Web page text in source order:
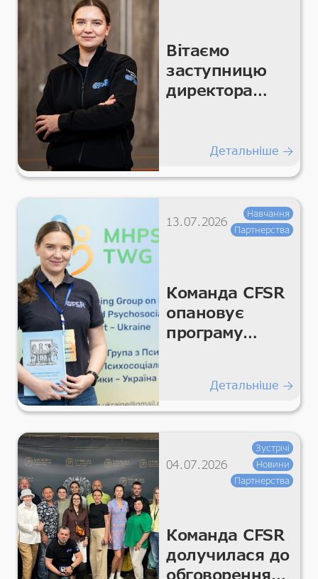
Вітаємо
заступницю
директора
Детальніше
13.07.2026
Навчання
Партнерства
Команда CFSR
опановує
програму
Плюс»Детальніше
04.07.2026
Зустрічі
Новини
Партнерства
Команда CFSR
долучилася до
обговорення